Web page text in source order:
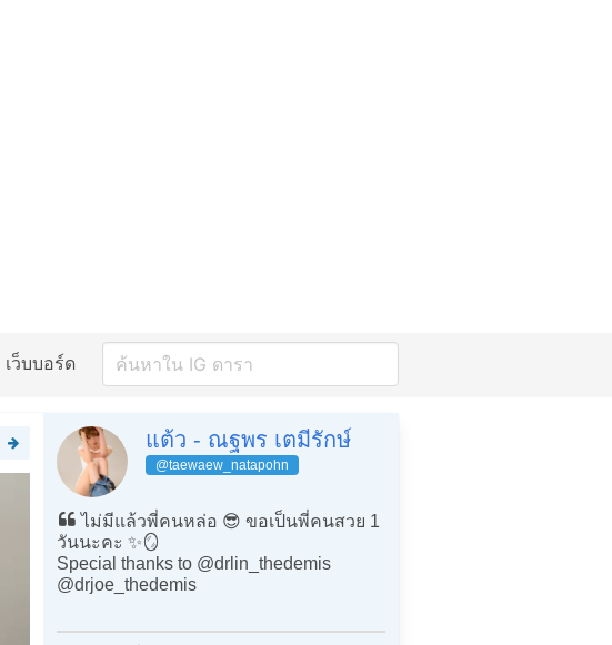
เว็บบอร์ด
แต้ว - ณฐพร เตมีรักษ์
@taewaew_natapohn
ไม่มีแล้วพี่คนหล่อ 😎 ขอเป็นพี่คนสวย 1
วันนะคะ ✨🪞
Special thanks to @drlin_thedemis
@drjoe_thedemis